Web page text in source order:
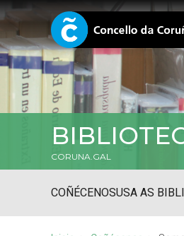
CORUNA.GAL
COÑÉCENOSUSA AS